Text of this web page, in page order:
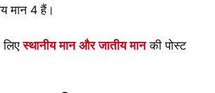
मान 4 हैं।
लिएस्थानीय मान और जातीय मानकी पोस्ट